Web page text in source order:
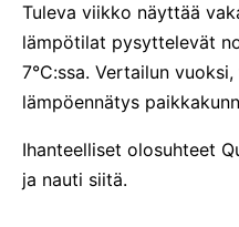
Tuleva viikko näyttää
lämpötilat pysyttelevät
7°C:ssa. Vertailun
lämpöennätys
Ihanteelliset olosuhteet
ja nauti siitä.